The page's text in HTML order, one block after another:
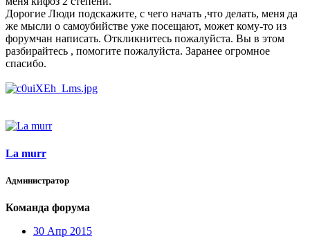
Дорогие Люди подскажите, с чего начать ,что делать, меня да
же мысли о самоубийстве уже посещают, может кому-то из
форумчан написать. Откликнитесь пожалуйста. Вы в этом
разбирайтесь , помогите пожалуйста. Заранее огромное
спасибо.
La murr
Администратор
Команда форума
30 Апр 2015